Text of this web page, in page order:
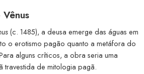
(c. 1485), a deusa emerge das águas em
o erotismo pagão quanto a metáfora do
alguns críticos, a obra seria uma
travestida de mitologia pagã.